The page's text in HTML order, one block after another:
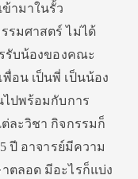
ามาในรั้ว
รมศาสตร์ ไม่ได้
รรับน้องของคณะ
อน เป็นพี่ เป็นน้อง
ไปพร้อมกับการ
ละวิชา กิจกรรมก็
ปี อาจารย์มีความ
ตลอด มีอะไรก็แบ่ง